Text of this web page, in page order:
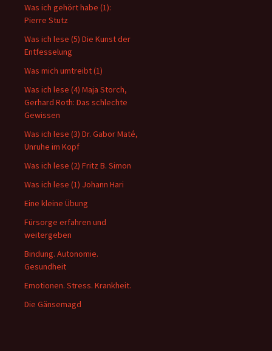
Was ich gehört habe (1):
Pierre Stutz
Was ich lese (5) Die Kunst der
Entfesselung
Was mich umtreibt (1)
Was ich lese (4) Maja Storch,
Gerhard Roth: Das schlechte
Gewissen
Was ich lese (3) Dr. Gabor Maté,
Unruhe im Kopf
Was ich lese (2) Fritz B. Simon
Was ich lese (1) Johann Hari
Eine kleine Übung
Fürsorge erfahren und
weitergeben
Bindung. Autonomie.
Gesundheit
Emotionen. Stress. Krankheit.
Die Gänsemagd